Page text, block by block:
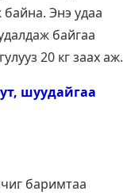
Энэ удаа
байгаа
20 кг заах аж.
шуудайгаа
баримтаа